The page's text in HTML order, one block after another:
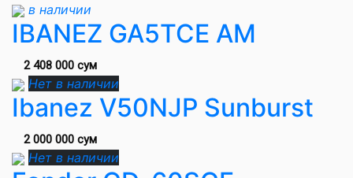
в наличии
IBANEZ GA5TCE AM
2 408 000 сум
Нет в наличии
Ibanez V50NJP Sunburst
2 000 000 сум
Нет в наличии